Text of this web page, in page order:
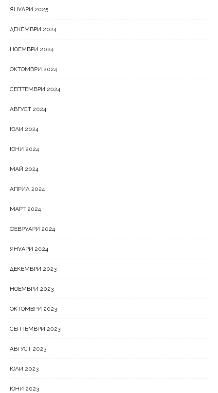
ЯНУАРИ 2025
ДЕКЕМВРИ 2024
НОЕМВРИ 2024
ОКТОМВРИ 2024
СЕПТЕМВРИ 2024
АВГУСТ 2024
ЮЛИ 2024
ЮНИ 2024
МАЙ 2024
АПРИЛ 2024
МАРТ 2024
ФЕВРУАРИ 2024
ЯНУАРИ 2024
ДЕКЕМВРИ 2023
НОЕМВРИ 2023
ОКТОМВРИ 2023
СЕПТЕМВРИ 2023
АВГУСТ 2023
ЮЛИ 2023
ЮНИ 2023